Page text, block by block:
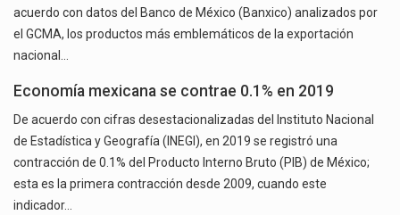
acuerdo con datos del Banco de México (Banxico) analizados por
el GCMA, los productos más emblemáticos de la exportación
nacional…
Economía mexicana se contrae 0.1% en 2019
De acuerdo con cifras desestacionalizadas del Instituto Nacional
de Estadística y Geografía (INEGI), en 2019 se registró una
contracción de 0.1% del Producto Interno Bruto (PIB) de México;
esta es la primera contracción desde 2009, cuando este
indicador…